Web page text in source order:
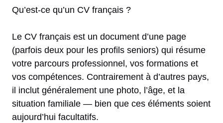
Qu’est-ce qu’un CV français ?
Le CV français est un document d’une page
(parfois deux pour les profils seniors) qui résume
votre parcours professionnel, vos formations et
vos compétences. Contrairement à d’autres pays,
il inclut généralement une photo, l’âge, et la
situation familiale — bien que ces éléments soient
aujourd’hui facultatifs.